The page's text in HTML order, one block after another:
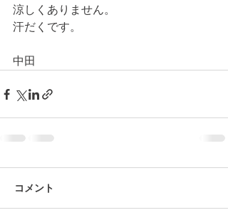
涼しくありません。
汗だくです。
中田
コメント